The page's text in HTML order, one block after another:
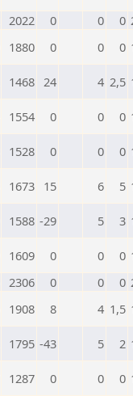
2022 0 0 0
1880 0 0 0
1468 24 4 2,5
1554 0 0 0
1528 0 0 0
1673 15 6 5
1588 -29 5 3
1609 0 0 0
2306 0 0 0
1908 8 4 1,5
1795 -43 5 2
1287 0 0 0